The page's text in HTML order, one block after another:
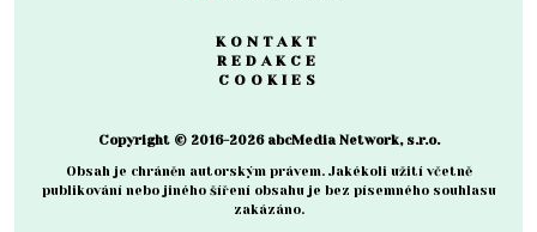
KONTAKT
REDAKCE
COOKIES
Copyright © 2016-2026 abcMedia Network, s.r.o.
Obsah je chráněn autorským právem. Jakékoli užití včetně
publikování nebo jiného šíření obsahu je bez písemného souhlasu
zakázáno.